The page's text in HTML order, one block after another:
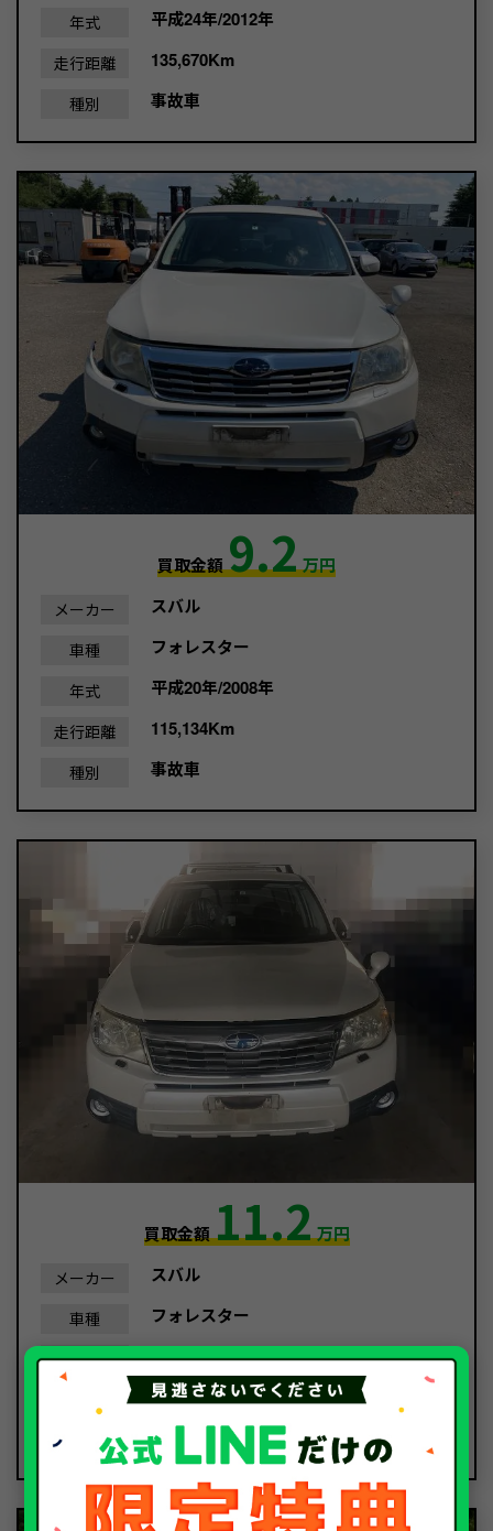
年式 平成24年/2012年
走行距離 135,670Km
種別 事故車
買取金額9.2万円
メーカー スバル
車種 フォレスター
年式 平成20年/2008年
走行距離 115,134Km
種別 事故車
買取金額11.2万円
メーカー スバル
車種 フォレスター
年式 平成21年/2009年
138,959Km
事故車